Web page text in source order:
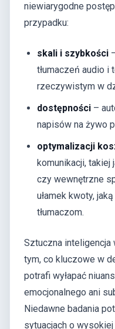
niewiarygodne
przypadku:
skali i szybkości
tłumaczeń audio
rzeczywistym w
dostępności –
napisów na żywo
optymalizacji
komunikacji, takiej
czy wewnętrzne
ułamek kwoty,
tłumaczom.
Sztuczna
tym, co kluczowe w
potrafi wyłapać
emocjonalnego ani
Niedawne badania
sytuacjach o